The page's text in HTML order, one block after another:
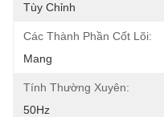
Tùy Chỉnh
Các Thành Phần Cốt Lõi:
Mang
Tính Thường Xuyên:
50Hz